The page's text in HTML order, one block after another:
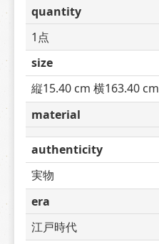
quantity
1点
size
縦15.40 cm 横163.40 cm
material
authenticity
実物
era
江戸時代